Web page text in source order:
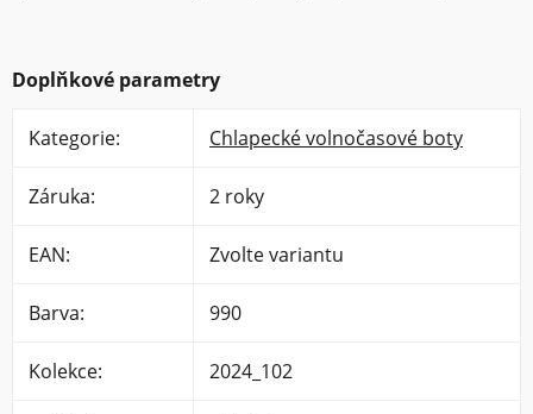
Doplňkové parametry
Kategorie: Chlapecké volnočasové boty
Záruka: 2 roky
EAN: Zvolte variantu
Barva: 990
Kolekce: 2024_102